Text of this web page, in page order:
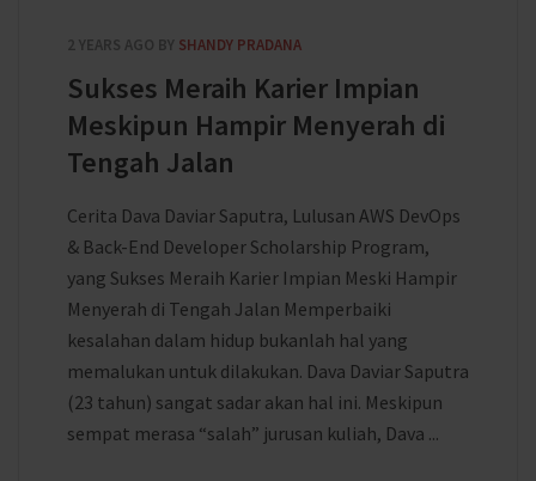
2 YEARS AGO BY SHANDY PRADANA
Sukses Meraih Karier Impian
Meskipun Hampir Menyerah di
Tengah Jalan
Cerita Dava Daviar Saputra, Lulusan AWS DevOps
& Back-End Developer Scholarship Program,
yang Sukses Meraih Karier Impian Meski Hampir
Menyerah di Tengah Jalan Memperbaiki
kesalahan dalam hidup bukanlah hal yang
memalukan untuk dilakukan. Dava Daviar Saputra
(23 tahun) sangat sadar akan hal ini. Meskipun
sempat merasa “salah” jurusan kuliah, Dava ...